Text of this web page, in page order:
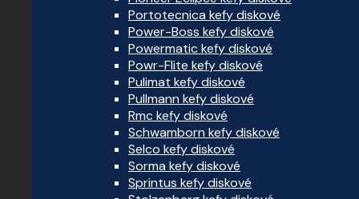
Portotecnica kefy diskové
Power-Boss kefy diskové
Powermatic kefy diskové
Powr-Flite kefy diskové
Pulimat kefy diskové
Pullmann kefy diskové
Rmc kefy diskové
Schwamborn kefy diskové
Selco kefy diskové
Sorma kefy diskové
Sprintus kefy diskové